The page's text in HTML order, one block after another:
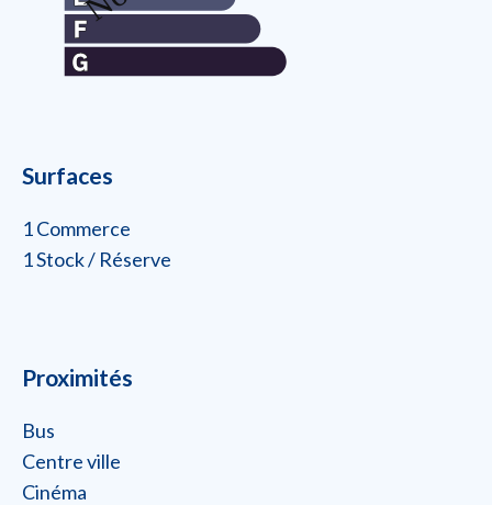
Surfaces
1 Commerce
1 Stock / Réserve
Proximités
Bus
Centre ville
Cinéma